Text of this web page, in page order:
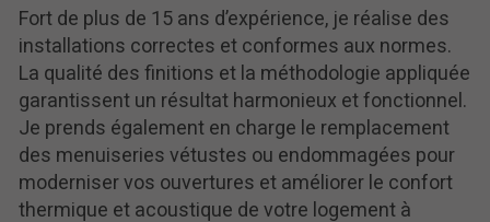
Fort de plus de 15 ans d’expérience, je réalise des
installations correctes et conformes aux normes.
La qualité des finitions et la méthodologie appliquée
garantissent un résultat harmonieux et fonctionnel.
Je prends également en charge le remplacement
des menuiseries vétustes ou endommagées pour
moderniser vos ouvertures et améliorer le confort
thermique et acoustique de votre logement à